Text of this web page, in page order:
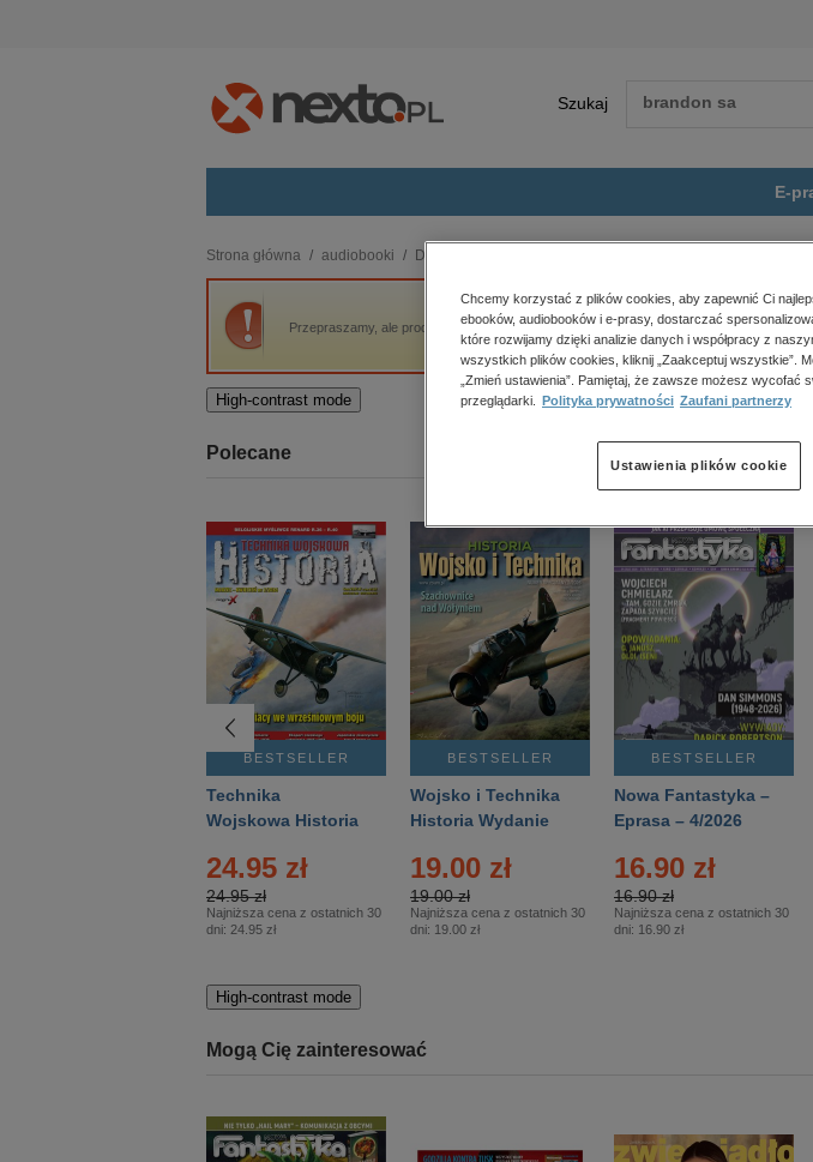
Szukaj
E-
budownictwo, aranżacja wnętrz
biznesowe, branżowe, gospodarka
darmowe wydania
edukacja
kobiece, lifestyle, kultura
polityka, społeczno-
psychologiczne
inne
popularno-naukowe
historia
zdrowie
religie
Strona główna audiobooki Dla dzieci i młodzieży
Przepraszamy, ale produkt „Przedszkoludki. Sto radości i dwa smutki” nie jest dostępny.
High-contrast mode
Polecane
BESTSELLER
Technika
Wojskowa Historia
24.95 zł
24.95 zł
Najniższa cena z ostatnich 30
dni: 24.95 zł
BESTSELLER
Wojsko i Technika
Historia Wydanie
– 2/2026
19.00 zł
19.00 zł
Najniższa cena z ostatnich 30
dni: 19.00 zł
BESTSELLER
Nowa Fantastyka –
Eprasa – 4/2026
16.90 zł
16.90 zł
Najniższa cena z ostatnich 30
dni: 16.90 zł
High-contrast mode
Mogą Cię zainteresować
Chcemy korzystać z plików cookies, aby zapewnić Ci
ebooków, audiobooków i e-prasy, dostarczać
które rozwijamy dzięki analizie danych i współpracy z
wszystkich plików cookies, kliknij „Zaakceptuj wszystkie”.
„Zmień ustawienia”. Pamiętaj, że zawsze możesz wycofać
przeglądarki.
Polityka prywatności Zaufani partnerzy
Ustawienia plików cookie